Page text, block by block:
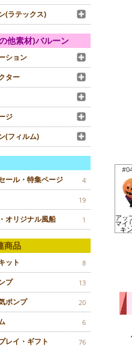
(ラテックス)
他素材)バルーン
ション
ター
ジ
(フィルム)
ール・特集ページ 4
19
オリジナル風船 1
商品
ット 8
プ 13
ポンプ 20
6
レイ・ギフト 76
アッ
マイ
キ